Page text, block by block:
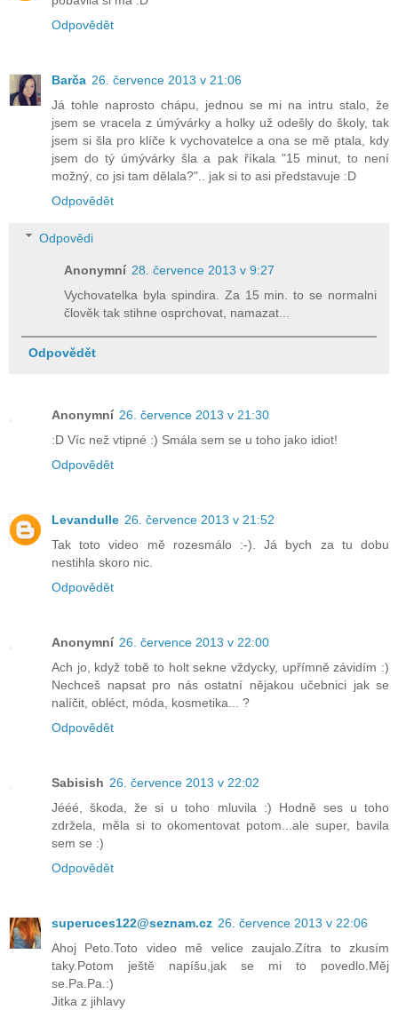
Odpovědět
Barča 26. července 2013 v 21:06
Já tohle naprosto chápu, jednou se mi na intru stalo, že
jsem se vracela z úmývárky a holky už odešly do školy, tak
jsem si šla pro klíče k vychovatelce a ona se mě ptala, kdy
jsem do tý úmývárky šla a pak říkala "15 minut, to není
možný, co jsi tam dělala?".. jak si to asi představuje :D
Odpovědět
Odpovědi
Anonymní 28. července 2013 v 9:27
Vychovatelka byla spindira. Za 15 min. to se normalni
člověk tak stihne osprchovat, namazat...
Odpovědět
Anonymní 26. července 2013 v 21:30
:D Víc než vtipné :) Smála sem se u toho jako idiot!
Odpovědět
Levandulle 26. července 2013 v 21:52
Tak toto video mě rozesmálo :-). Já bych za tu dobu
nestihla skoro nic.
Odpovědět
Anonymní 26. července 2013 v 22:00
Ach jo, když tobě to holt sekne vždycky, upřímně závidím :)
Nechceš napsat pro nás ostatní nějakou učebnici jak se
nalíčit, obléct, móda, kosmetika... ?
Odpovědět
Sabisish 26. července 2013 v 22:02
Jééé, škoda, že si u toho mluvila :) Hodně ses u toho
zdržela, měla si to okomentovat potom...ale super, bavila
sem se :)
Odpovědět
superuces122@seznam.cz 26. července 2013 v 22:06
Ahoj Peto.Toto video mě velice zaujalo.Zítra to zkusím
taky.Potom ještě napíšu,jak se mi to povedlo.Měj
se.Pa.Pa.:)
Jitka z jihlavy